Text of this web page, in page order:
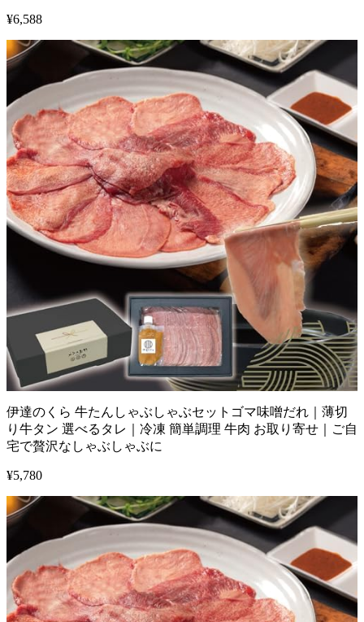
¥6,588
伊達のくら 牛たんしゃぶしゃぶセットゴマ味噌だれ｜薄切
り牛タン 選べるタレ｜冷凍 簡単調理 牛肉 お取り寄せ｜ご自
宅で贅沢なしゃぶしゃぶに
¥5,780